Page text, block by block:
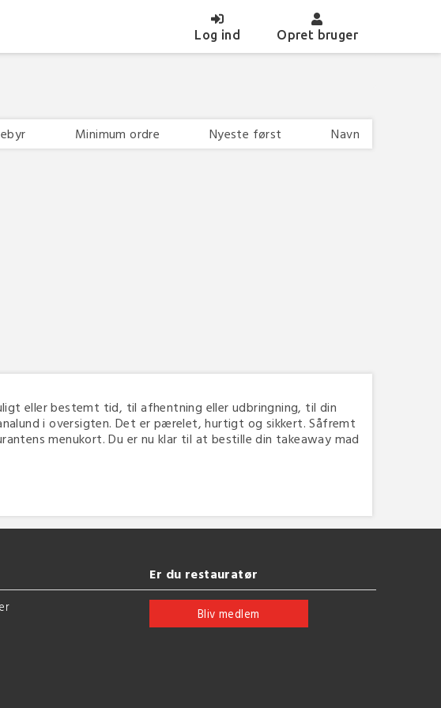
Log ind (current)Opret bruger
Minimum ordre Nyeste først Navn
eller bestemt tid, til afhentning eller udbringning, til din
i oversigten. Det er pærelet, hurtigt og sikkert. Såfremt
menukort. Du er nu klar til at bestille din takeaway mad
Er du restauratør
Bliv medlem